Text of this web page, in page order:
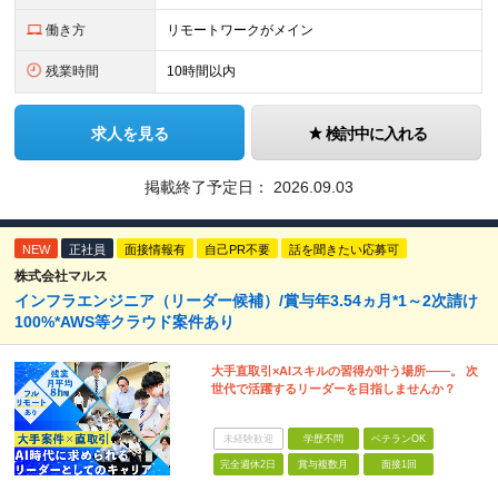
働き方 リモートワークがメイン
残業時間 10時間以内
求人を見る 検討中に入れる
掲載終了予定日： 2026.09.03
NEW 正社員 面接情報有 自己PR不要 話を聞きたい応募可
株式会社マルス
インフラエンジニア（リーダー候補）/賞与年3.54ヵ月*1～2次請け
100%*AWS等クラウド案件あり
大手直取引×AIスキルの習得が叶う場所――。 次
世代で活躍するリーダーを目指しませんか？
未経験歓迎 学歴不問 ベテランOK
完全週休2日 賞与複数月 面接1回